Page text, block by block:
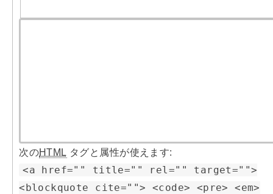
次のHTML タグと属性が使えます:
<a href="" title="" rel="" target="">
<blockquote cite=""> <code> <pre> <em>